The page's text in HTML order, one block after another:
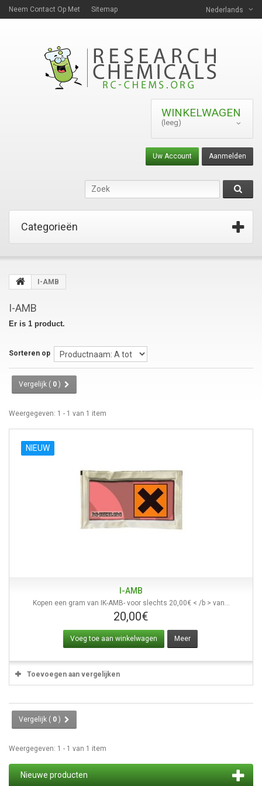
Nederlands
Neem Contact Op Met Sitemap
WINKELWAGEN
(leeg)
Aanmelden
Uw Account
Categorieën
I-AMB
I-AMB
Er is 1 product.
Sorteren op
Vergelijk ( 0 )
Weergegeven: 1 - 1 van 1 item
NIEUW
I-AMB
Kopen een gram van IK-AMB- voor slechts 20,00€ < /b > van...
20,00€
Voeg toe aan winkelwagen Meer
Toevoegen aan vergelijken
Vergelijk ( 0 )
Weergegeven: 1 - 1 van 1 item
Nieuwe producten